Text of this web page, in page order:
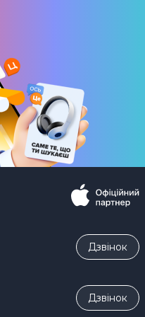
Дзвiнок
Дзвiнок